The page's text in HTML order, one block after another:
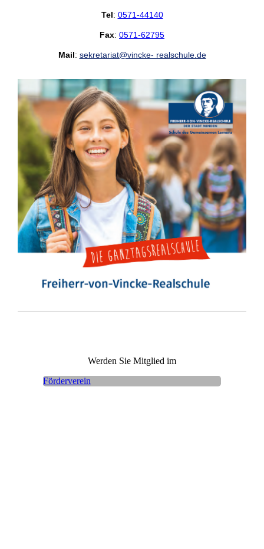
Tel: 0571-44140
Fax: 0571-62795
Mail: sekretariat@vincke- realschule.de
Werden Sie Mitglied im
Förderverein